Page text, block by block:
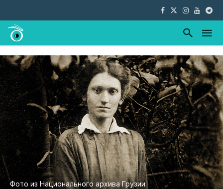
Фото из Национального архива Грузии